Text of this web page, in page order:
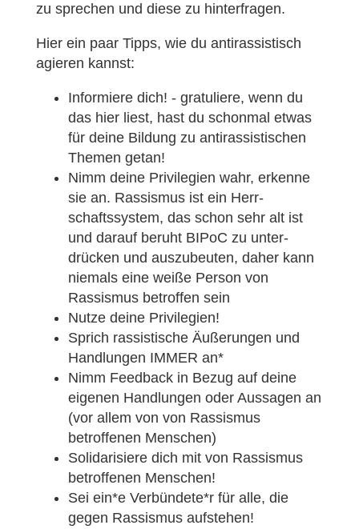
zu sprechen und diese zu hinterfragen.
Hier ein paar Tipps, wie du antirassistisch
agieren kannst:
Informiere dich! - gratuliere, wenn du
das hier liest, hast du schonmal etwas
für deine Bildung zu antirassistischen
Themen getan!
Nimm deine Privilegien wahr, erkenne
sie an. Rassismus ist ein Herr-
schaftssystem, das schon sehr alt ist
und darauf beruht BIPoC zu unter-
drücken und auszubeuten, daher kann
niemals eine weiße Person von
Rassismus betroffen sein
Nutze deine Privilegien!
Sprich rassistische Äußerungen und
Handlungen IMMER an*
Nimm Feedback in Bezug auf deine
eigenen Handlungen oder Aussagen an
(vor allem von von Rassismus
betroffenen Menschen)
Solidarisiere dich mit von Rassismus
betroffenen Menschen!
Sei ein*e Verbündete*r für alle, die
gegen Rassismus aufstehen!